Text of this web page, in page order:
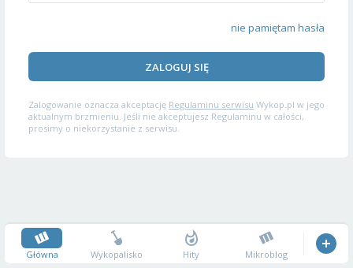
nie pamiętam hasła
ZALOGUJ SIĘ
Zalogowanie oznacza akceptację Regulaminu serwisu Wykop.pl w jego
aktualnym brzmieniu. Jeśli nie akceptujesz Regulaminu w całości,
prosimy o niekorzystanie z serwisu.
Główna Wykopalisko Hity Mikroblog